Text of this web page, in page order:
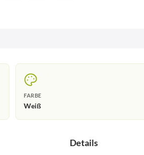
FARBE
Weiß
Details